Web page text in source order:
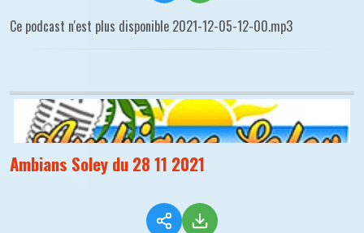
Ce podcast n'est plus disponible 2021-12-05-12-00.mp3
Ambians Soley du 28 11 2021